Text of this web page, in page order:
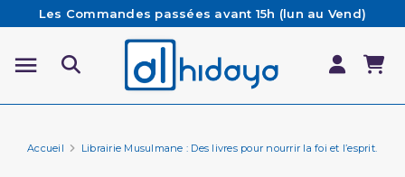
Les Commandes passées avant 15h (lun au Vend)
sont préparées et expédiées le jour même
Besoin d'aide ? Retrouvez notre FAQ
Livraison offerte à partir de 65€ d'achat*
Accueil Librairie Musulmane : Des livres pour nourrir la foi et l’esprit.